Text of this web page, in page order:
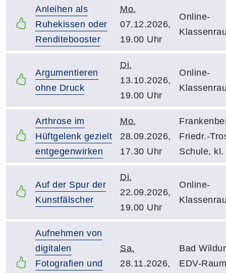
Anleihen als
Ruhekissen oder
Renditebooster
Mo.
07.12.2026,
19.00 Uhr
Online-
Argumentieren
ohne Druck
Di.
13.10.2026,
19.00 Uhr
Online-
Arthrose im
Hüftgelenk gezielt
entgegenwirken
Mo.
28.09.2026,
17.30 Uhr
Friedr.-
Schule,
Auf der Spur der
Kunstfälscher
Di.
22.09.2026,
19.00 Uhr
Online-
Aufnehmen von
digitalen
Fotografien und
Sa.
28.11.2026,
Bad
EDV-